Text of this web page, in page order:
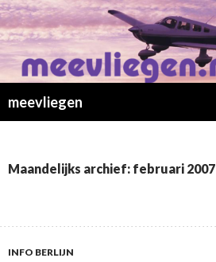
meevliegen
Maandelijks archief: februari 2007
INFO BERLIJN